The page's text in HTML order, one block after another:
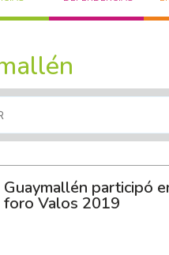
Guaymallén participó
foro Valos 2019